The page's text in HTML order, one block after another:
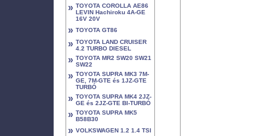
» TOYOTA COROLLA AE86
LEVIN Hachiroku 4A-GE
16V 20V
» TOYOTA GT86
» TOYOTA LAND CRUISER
4.2 TURBO DIESEL
» TOYOTA MR2 SW20 SW21
SW22
» TOYOTA SUPRA MK3 7M-
GE, 7M-GTE és 1JZ-GTE
TURBÓ
» TOYOTA SUPRA MK4 2JZ-
GE és 2JZ-GTE BI-TURBÓ
» TOYOTA SUPRA MK5
B58B30
» VOLKSWAGEN 1.2 1.4 TSI